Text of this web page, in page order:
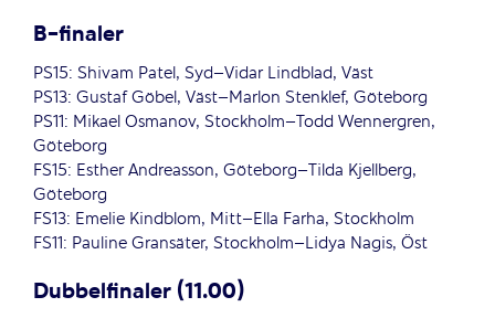
B-finaler
PS15: Shivam Patel, Syd–Vidar Lindblad, Väst
PS13: Gustaf Göbel, Väst–Marlon Stenklef, Göteborg
PS11: Mikael Osmanov, Stockholm–Todd Wennergren,
Göteborg
FS15: Esther Andreasson, Göteborg–Tilda Kjellberg,
Göteborg
FS13: Emelie Kindblom, Mitt–Ella Farha, Stockholm
FS11: Pauline Gransäter, Stockholm–Lidya Nagis, Öst
Dubbelfinaler (11.00)